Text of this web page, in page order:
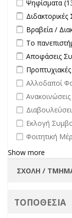
Ψηφίσματα
Apply
Apply Βραβεία /
Βραβεία /
Apply Το
Το
ApplyΑποφάσεις
Apply
undefined
Αλλοδαποί
undefined
undefined
undefined
Εκλογή
undefined
Φοιτητική
Show more
ΤΟΠΟΘΕΣΙΑ